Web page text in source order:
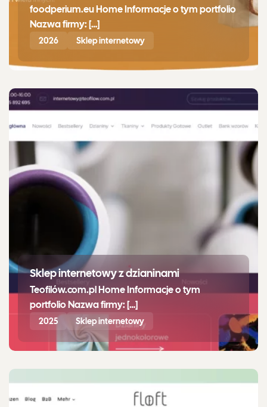
foodperium.eu Home Informacje o tym portfolio
Nazwa firmy: […]
2026 Sklep internetowy
Sklep internetowy z dzianinami
Teofilów.com.pl Home Informacje o tym
portfolio Nazwa firmy: […]
2025 Sklep internetowy